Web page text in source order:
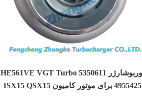
توربوشارژر HE561VE VGT Turbo 5350611
4955425 برای موتور کامیون ISX15 QSX15